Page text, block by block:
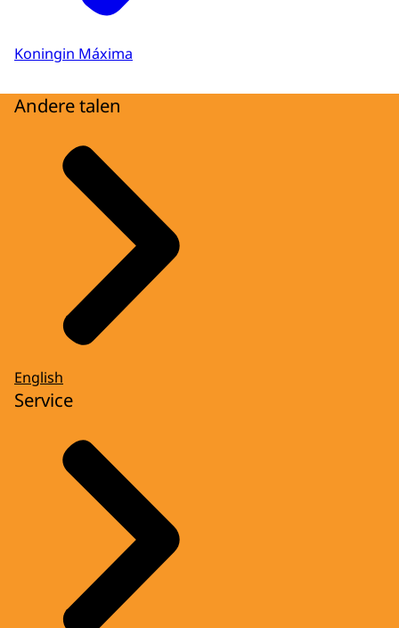
Koningin Máxima
Andere talen
English
Service